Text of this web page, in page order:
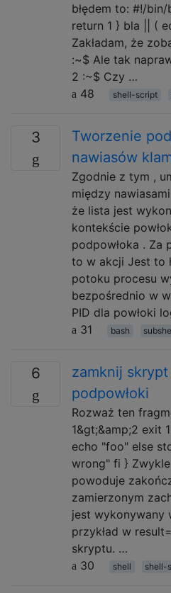
błędem to: #!/
return 1 } bla || (
Zakładam, że
:~$ Ale tak
2 :~$ Czy …
48
shell-script
3
Tworzenie
nawiasów
Zgodnie z tym ,
między
że lista jest
kontekście
podpowłoka . Za
to w akcji Jest to
potoku procesu
bezpośrednio w
PID dla powłoki
31
bash
6
zamknij skrypt
podpowłoki
Rozważ ten
1&gt;&amp;2 exit
echo "foo" else
wrong" fi }
powoduje
zamierzonym
jest wykonywany
przykład w
skryptu. …
30
shell shell-